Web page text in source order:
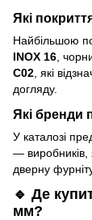
Які
Найбільшою
INOX 16 ,
C02 , які
догляду.
Які бренди
У каталозі
— виробників,
дверну
🔹 Де
мм?